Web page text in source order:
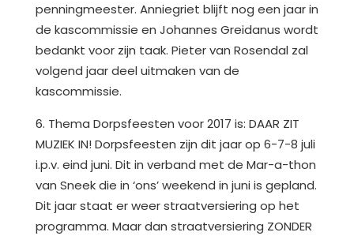
penningmeester. Anniegriet blijft nog een jaar in
de kascommissie en Johannes Greidanus wordt
bedankt voor zijn taak. Pieter van Rosendal zal
volgend jaar deel uitmaken van de
kascommissie.
6. Thema Dorpsfeesten voor 2017 is: DAAR ZIT
MUZIEK IN! Dorpsfeesten zijn dit jaar op 6-7-8 juli
i.p.v. eind juni. Dit in verband met de Mar-a-thon
van Sneek die in ‘ons’ weekend in juni is gepland.
Dit jaar staat er weer straatversiering op het
programma. Maar dan straatversiering ZONDER